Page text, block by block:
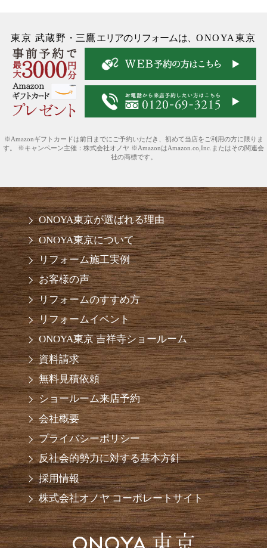
東京 武蔵野 ・ 三鷹 エリアのリフォームは、ONOYA東京
※Amazonギフトカードは前日までにご予約いただき、初めて当店をご利用の方に限りま
す。 ※キャンペーン主催：株式会社オノヤ ※AmazonはAmazon.co,Inc.またはその関連会
社の商標です。
ONOYA東京が選ばれる理由
ONOYA東京について
リフォーム施工実例
お客様の声
リフォームのすすめ方
リフォームイベント
ONOYA東京 吉祥寺ショールーム
資料請求
無料見積依頼
ショールーム来店予約
会社概要
プライバシーポリシー
反社会的勢力に対する基本方針
採用情報
株式会社オノヤ コーポレートサイト